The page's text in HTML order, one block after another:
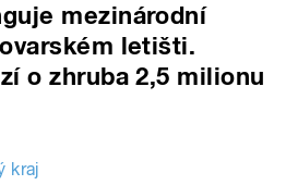
mezinárodní
letišti.
o zhruba 2,5 milionu
kraj